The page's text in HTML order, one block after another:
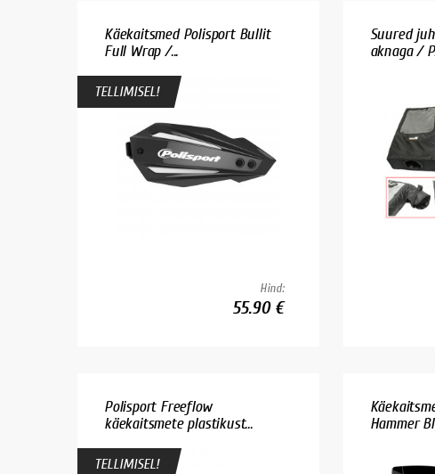
Käekaitsmed Polisport Bullit
Full Wrap /...
TELLIMISEL!
Hind:
55.90 €
Suured
aknaga /
Polisport Freeflow
käekaitsmete plastikust...
TELLIMISEL!
Hammer